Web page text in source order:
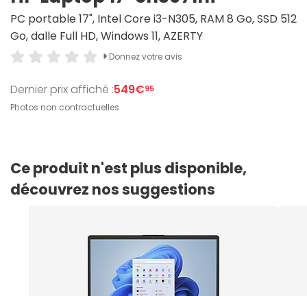
PC portable 17", Intel Core i3-N305, RAM 8 Go, SSD 512
Go, dalle Full HD, Windows 11, AZERTY
Donnez votre avis
Dernier prix affiché :549€95
Photos non contractuelles
Ce produit n'est plus disponible,
découvrez nos suggestions